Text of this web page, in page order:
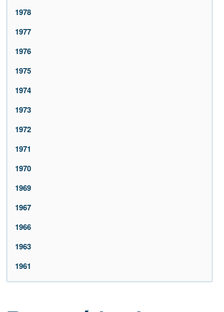
1978
1977
1976
1975
1974
1973
1972
1971
1970
1969
1967
1966
1963
1961